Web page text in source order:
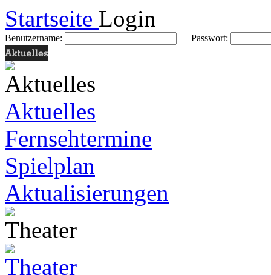
Startseite Login
Benutzername: Passwort:
Aktuelles
Fernsehtermine
Spielplan
Aktualisierungen